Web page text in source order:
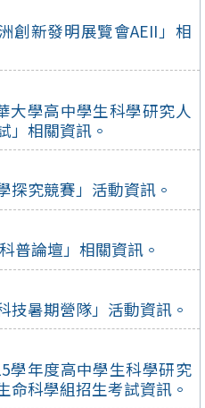
創新發明展覽會AEII」相
大學高中學生科學研究人
」相關資訊。
探究競賽」活動資訊。
普論壇」相關資訊。
技暑期營隊」活動資訊。
學年度高中學生科學研究
命科學組招生考試資訊。